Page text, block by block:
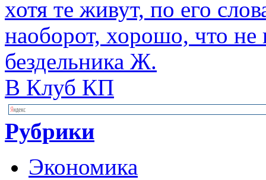
хотя те живут, по его
наоборот, хорошо, что
бездельника Ж.
В Клуб КП
Рубрики
Экономика